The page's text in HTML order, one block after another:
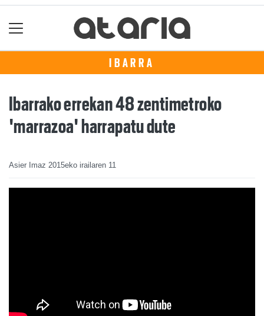
IBARRA
Ibarrako errekan 48 zentimetroko
'marrazoa' harrapatu dute
Asier Imaz 2015eko irailaren 11